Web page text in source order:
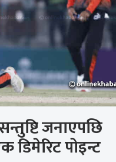
जनाएपछि
पोइन्ट